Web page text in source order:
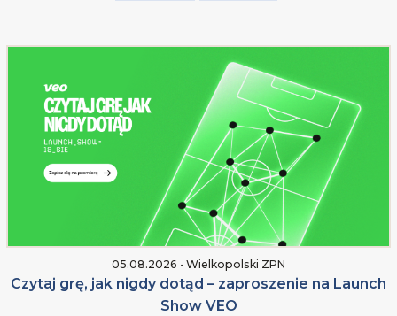
05.08.2026 • Wielkopolski ZPN
Czytaj grę, jak nigdy dotąd – zaproszenie na Launch
Show VEO